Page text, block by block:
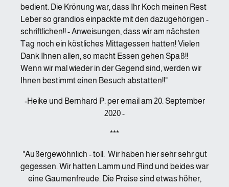
bedient. Die Krönung war, dass Ihr Koch meinen Rest
Leber so grandios einpackte mit den dazugehörigen -
schriftlichen!! - Anweisungen, dass wir am nächsten
Tag noch ein köstliches Mittagessen hatten! Vielen
Dank Ihnen allen, so macht Essen gehen Spaß!!
Wenn wir mal wieder in der Gegend sind, werden wir
Ihnen bestimmt einen Besuch abstatten!!"
-Heike und Bernhard P. per email am 20. September
2020 -
***
"Außergewöhnlich - toll. Wir haben hier sehr sehr gut
gegessen. Wir hatten Lamm und Rind und beides war
eine Gaumenfreude. Die Preise sind etwas höher,